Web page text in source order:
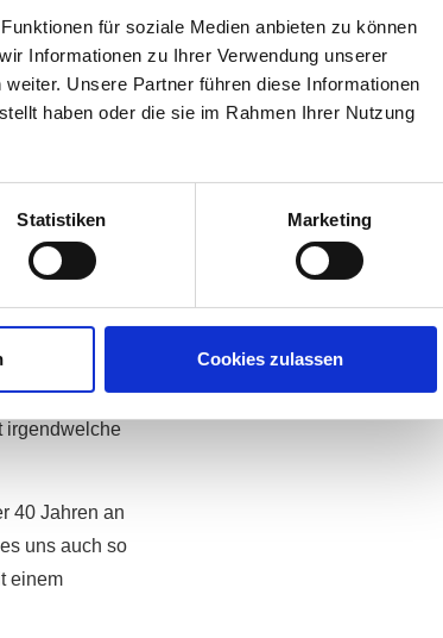
für soziale Medien anbieten zu können
Informationen zu Ihrer Verwendung unserer
Unsere Partner führen diese Informationen
haben oder die sie im Rahmen Ihrer Nutzung
Statistiken Marketing
Cookies zulassen
dann
kann und
dass er aus
bringt.
sein. Wir
man bei
irgendwelche
40 Jahren an
uns auch so
einem